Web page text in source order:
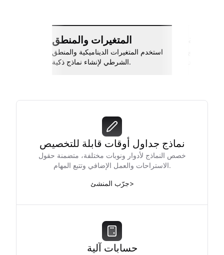
المتغيرات والمنطق
استخدم المتغيرات الديناميكية والمنطق
الشرطي لإنشاء نماذج ذكية.
نماذج جداول أوقات قابلة للتخصيص
خصص النماذج لأدوار ونوبات مختلفة، متضمنة حقول
الاستراحات والعمل الإضافي وتتبع المهام.
جرّب المنشئ>
حسابات آلية